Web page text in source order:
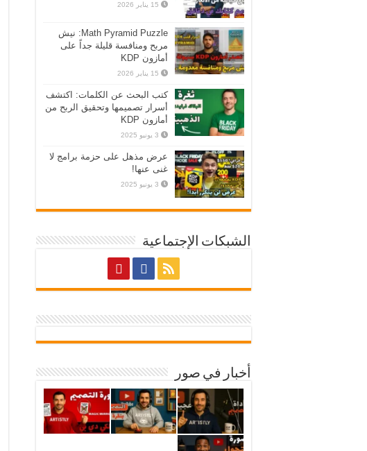
15 يناير 2026
Math Pyramid Puzzle: نيش
مربح ومنافسة قليلة جداً على
أمازون KDP
15 يناير 2026
كتب البحث عن الكلمات: اكتشف
أسرار تصميمها وتحقيق الربح من
أمازون KDP
3 يونيو 2025
عرض مذهل على حزمة برامج لا
غنى عنها!
3 يونيو 2025
الشبكات الإجتماعية
أخبار في صور